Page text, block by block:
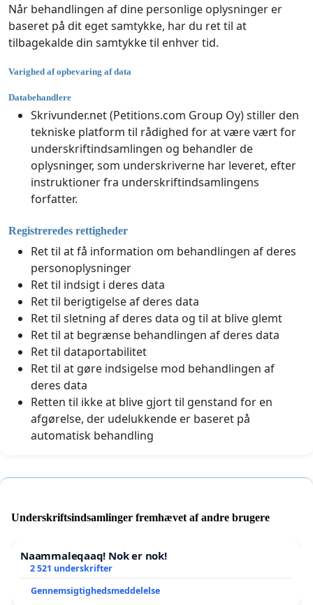
Når behandlingen af dine personlige oplysninger er
baseret på dit eget samtykke, har du ret til at
tilbagekalde din samtykke til enhver tid.
Varighed af opbevaring af data
Databehandlere
Skrivunder.net (Petitions.com Group Oy) stiller den
tekniske platform til rådighed for at være vært for
underskriftindsamlingen og behandler de
oplysninger, som underskriverne har leveret, efter
instruktioner fra underskriftindsamlingens
forfatter.
Registreredes rettigheder
Ret til at få information om behandlingen af deres
personoplysninger
Ret til indsigt i deres data
Ret til berigtigelse af deres data
Ret til sletning af deres data og til at blive glemt
Ret til at begrænse behandlingen af deres data
Ret til dataportabilitet
Ret til at gøre indsigelse mod behandlingen af
deres data
Retten til ikke at blive gjort til genstand for en
afgørelse, der udelukkende er baseret på
automatisk behandling
Underskriftsindsamlinger fremhævet af andre brugere
Naammaleqaaq! Nok er nok!
2 521 underskrifter
Gennemsigtighedsmeddelelse